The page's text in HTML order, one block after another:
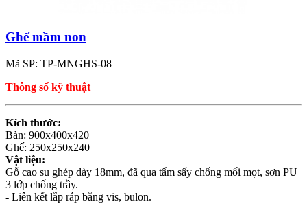
Ghế mầm non
Mã SP: TP-MNGHS-08
Thông số kỹ thuật
Kích thước:
Bàn: 900x400x420
Ghế: 250x250x240
Vật liệu:
Gỗ cao su ghép dày 18mm, đã qua tẩm sấy chống mối mọt, sơn PU
3 lớp chống trầy.
- Liên kết lắp ráp bằng vis, bulon.